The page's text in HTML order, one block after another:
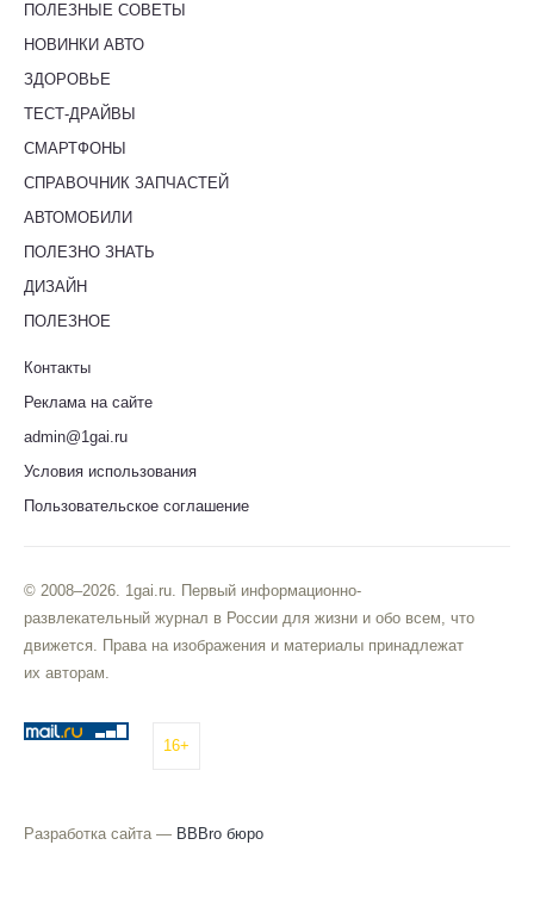
ПОЛЕЗНЫЕ СОВЕТЫ
НОВИНКИ АВТО
ЗДОРОВЬЕ
ТЕСТ-ДРАЙВЫ
СМАРТФОНЫ
СПРАВОЧНИК ЗАПЧАСТЕЙ
АВТОМОБИЛИ
ПОЛЕЗНО ЗНАТЬ
ДИЗАЙН
ПОЛЕЗНОЕ
Контакты
Реклама на сайте
admin@1gai.ru
Условия использования
Пользовательское соглашение
© 2008–2026. 1gai.ru. Первый информационно-
развлекательный журнал в России для жизни и обо всем, что
движется. Права на изображения и материалы принадлежат
их авторам.
16+
Разработка сайта — BBBro бюро